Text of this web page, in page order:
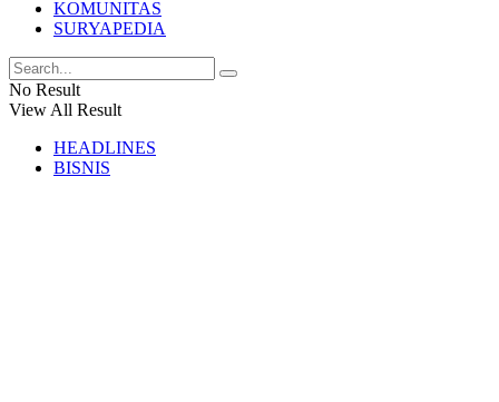
KOMUNITAS
SURYAPEDIA
No Result
View All Result
HEADLINES
BISNIS